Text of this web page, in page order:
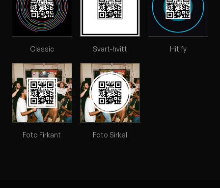
Classic Svart-hvitt Hitify
Foto Firkant Foto Sirkel